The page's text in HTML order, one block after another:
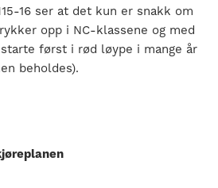
16 ser at det kun er snakk om
opp i NC-klassene og med
først i rød løype i mange år
beholdes).